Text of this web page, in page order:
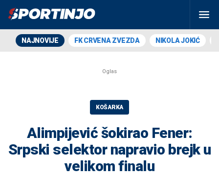
NAJNOVIJE FK CRVENA ZVEZDA NIKOLA JOKIĆ
KOŠARKA
Alimpijević šokirao Fener:
Srpski selektor napravio brejk u
velikom finalu